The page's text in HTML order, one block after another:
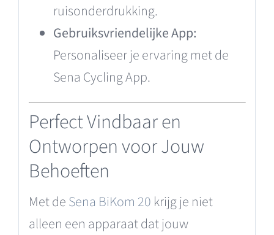
ruisonderdrukking.
Gebruiksvriendelijke App:
Personaliseer je ervaring met de
Sena Cycling App.
Perfect Vindbaar en
Ontworpen voor Jouw
Behoeften
Met deSena BiKom 20 krijg je niet
alleen een apparaat dat jouw